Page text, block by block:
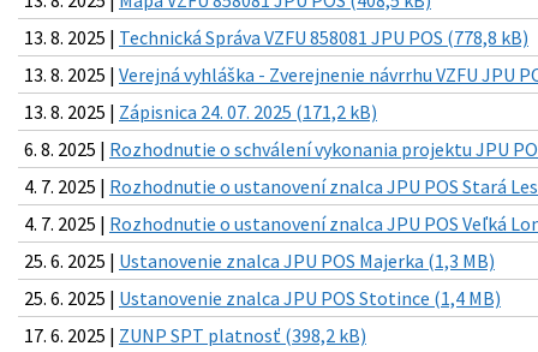
13. 8. 2025 | Technická Správa VZFU 858081 JPU POS (778,8 kB)
13. 8. 2025 | Verejná vyhláška - Zverejnenie návrrhu VZFU JPU
13. 8. 2025 | Zápisnica 24. 07. 2025 (171,2 kB)
6. 8. 2025 | Rozhodnutie o schválení vykonania projektu JPU
4. 7. 2025 | Rozhodnutie o ustanovení znalca JPU POS Stará
4. 7. 2025 | Rozhodnutie o ustanovení znalca JPU POS Veľká
25. 6. 2025 | Ustanovenie znalca JPU POS Majerka (1,3 MB)
25. 6. 2025 | Ustanovenie znalca JPU POS Stotince (1,4 MB)
17. 6. 2025 | ZUNP SPT platnosť (398,2 kB)